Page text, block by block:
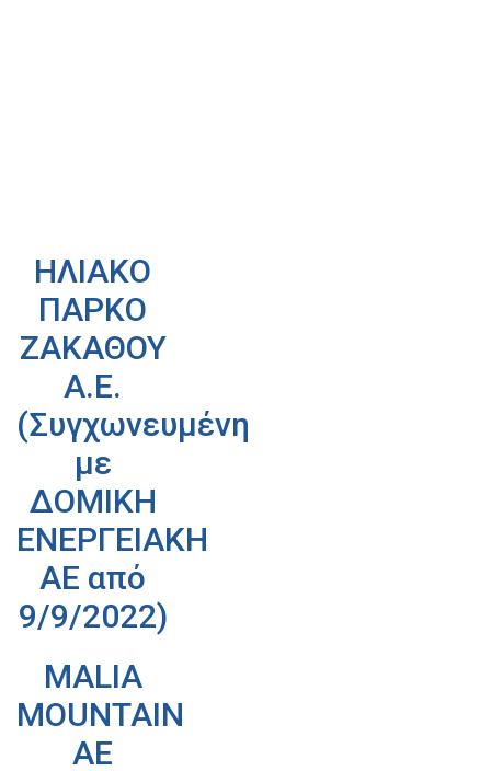
ΗΛΙΑΚΟ
ΠΑΡΚΟ
ΖΑΚΑΘΟΥ
Α.Ε.
(Συγχωνευμένη
με
ΔΟΜΙΚΗ
ΕΝΕΡΓΕΙΑΚΗ
ΑΕ από
9/9/2022)
MALIA
MOUNTAIN
AE